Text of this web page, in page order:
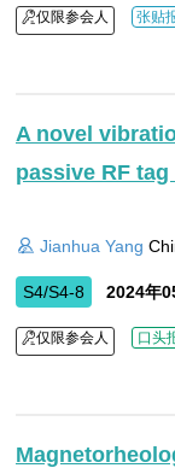
仅限参会人 张贴
A novel
passive RF
Jianhua Yang
S4/S4-8 2024年
仅限参会人 口头